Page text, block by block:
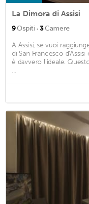
La Dimora di Assisi
9Ospiti · 3Camere
A Assisi, se vuoi
di San Francesco
è davvero l'ideale.
...